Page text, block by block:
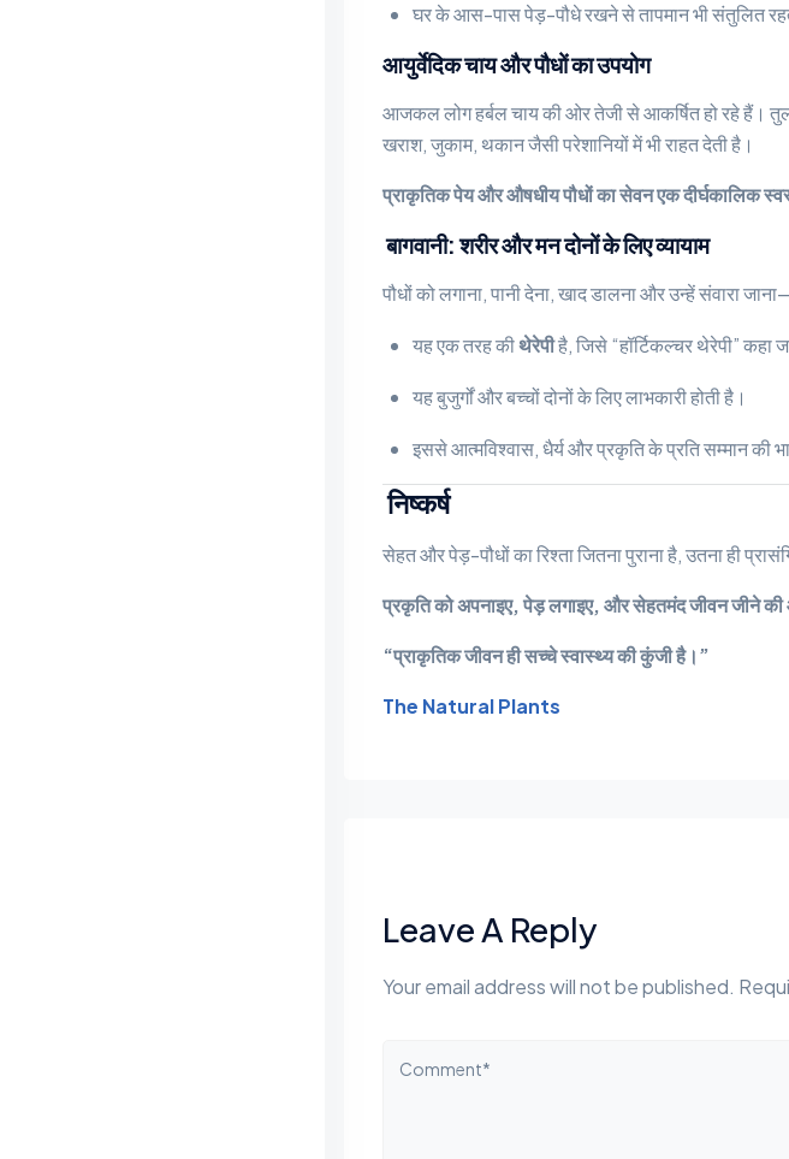
घर के आस-पास पेड़-पौधे रखने से तापमान भी संतुलित
आयुर्वेदिक चाय और पौधों का उपयोग
आजकल लोग हर्बल चाय की ओर तेजी से आकर्षित हो रहे हैं।
खराश, जुकाम, थकान जैसी परेशानियों में भी राहत देती है।
प्राकृतिक पेय और औषधीय पौधों का सेवन एक दीर्घकालिक
बागवानी: शरीर और मन दोनों के लिए व्यायाम
पौधों को लगाना, पानी देना, खाद डालना और उन्हें संवारा
यह एक तरह कीथेरेपीहै, जिसे “हॉर्टिकल्चर थेरेपी” कहा
यह बुजुर्गों और बच्चों दोनों के लिए लाभकारी होती है।
इससे आत्मविश्वास, धैर्य और प्रकृति के प्रति सम्मान की
निष्कर्ष
सेहत और पेड़-पौधों का रिश्ता जितना पुराना है, उतना ही
प्रकृति को अपनाइए, पेड़ लगाइए, और सेहतमंद जीवन जीने
“प्राकृतिक जीवन ही सच्चे स्वास्थ्य की कुंजी है।”
The Natural Plants
Leave A Reply
Your email address will not be published.
Comment*